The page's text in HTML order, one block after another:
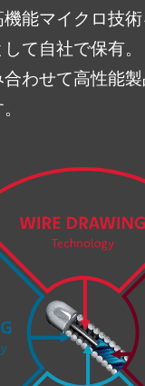
情報
能マイクロ技
して自社で保有
わせて高性能